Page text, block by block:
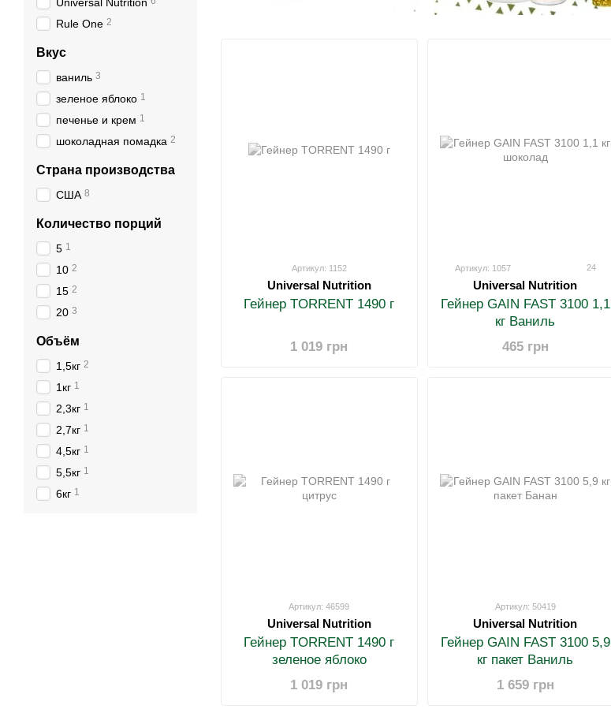
Артикул: 1152
Universal Nutrition
Гейнер TORRENT 1490 г
1 019 грн
Артикул: 1057 24
Universal Nutrition
Гейнер GAIN FAST 3100 1,1
кг Ваниль
465 грн
Артикул: 46599
Universal Nutrition
Гейнер TORRENT 1490 г
зеленое яблоко
1 019 грн
Артикул: 50419
Universal Nutrition
Гейнер GAIN FAST 3100 5,9
кг пакет Ваниль
1 659 грн
Rule One 2
Вкус
ваниль 3
зеленое яблоко 1
печенье и крем 1
шоколадная помадка 2
Страна производства
США 8
Количество порций
5 1
10 2
15 2
20 3
Объём
1,5кг 2
1кг 1
2,3кг 1
2,7кг 1
4,5кг 1
5,5кг 1
6кг 1